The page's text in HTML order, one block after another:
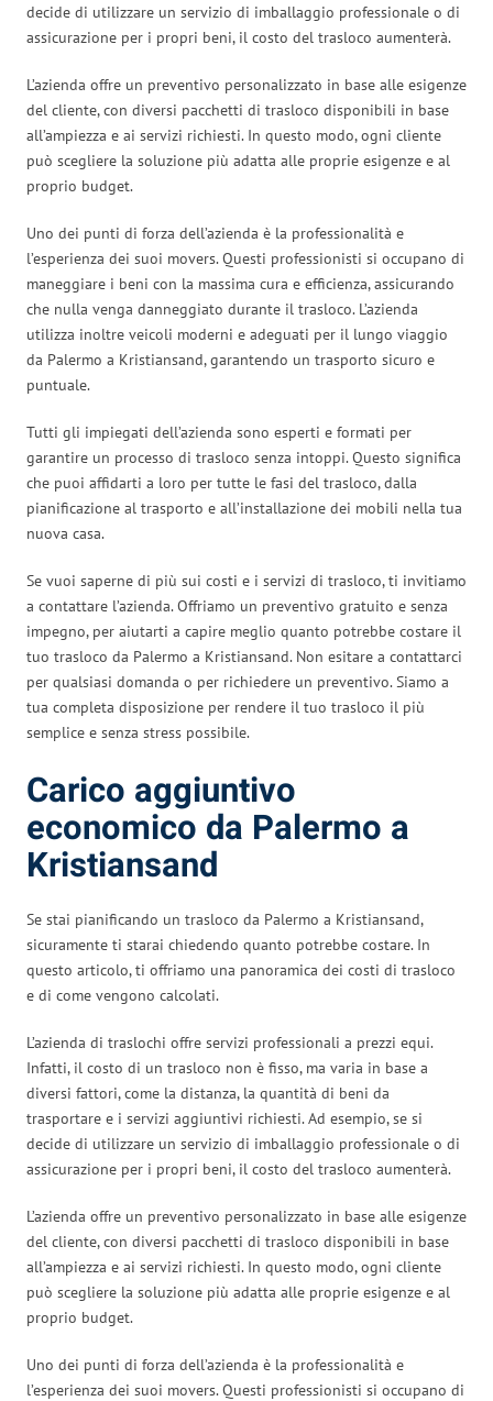
decide di utilizzare un servizio di imballaggio professionale o di
assicurazione per i propri beni, il costo del trasloco aumenterà.
L’azienda offre un preventivo personalizzato in base alle esigenze
del cliente, con diversi pacchetti di trasloco disponibili in base
all’ampiezza e ai servizi richiesti. In questo modo, ogni cliente
può scegliere la soluzione più adatta alle proprie esigenze e al
proprio budget.
Uno dei punti di forza dell’azienda è la professionalità e
l’esperienza dei suoi movers. Questi professionisti si occupano di
maneggiare i beni con la massima cura e efficienza, assicurando
che nulla venga danneggiato durante il trasloco. L’azienda
utilizza inoltre veicoli moderni e adeguati per il lungo viaggio
da Palermo a Kristiansand, garantendo un trasporto sicuro e
puntuale.
Tutti gli impiegati dell’azienda sono esperti e formati per
garantire un processo di trasloco senza intoppi. Questo significa
che puoi affidarti a loro per tutte le fasi del trasloco, dalla
pianificazione al trasporto e all’installazione dei mobili nella tua
nuova casa.
Se vuoi saperne di più sui costi e i servizi di trasloco, ti invitiamo
a contattare l’azienda. Offriamo un preventivo gratuito e senza
impegno, per aiutarti a capire meglio quanto potrebbe costare il
tuo trasloco da Palermo a Kristiansand. Non esitare a contattarci
per qualsiasi domanda o per richiedere un preventivo. Siamo a
tua completa disposizione per rendere il tuo trasloco il più
semplice e senza stress possibile.
Carico aggiuntivo
economico da Palermo a
Kristiansand
Se stai pianificando un trasloco da Palermo a Kristiansand,
sicuramente ti starai chiedendo quanto potrebbe costare. In
questo articolo, ti offriamo una panoramica dei costi di trasloco
e di come vengono calcolati.
L’azienda di traslochi offre servizi professionali a prezzi equi.
Infatti, il costo di un trasloco non è fisso, ma varia in base a
diversi fattori, come la distanza, la quantità di beni da
trasportare e i servizi aggiuntivi richiesti. Ad esempio, se si
decide di utilizzare un servizio di imballaggio professionale o di
assicurazione per i propri beni, il costo del trasloco aumenterà.
L’azienda offre un preventivo personalizzato in base alle esigenze
del cliente, con diversi pacchetti di trasloco disponibili in base
all’ampiezza e ai servizi richiesti. In questo modo, ogni cliente
può scegliere la soluzione più adatta alle proprie esigenze e al
proprio budget.
Uno dei punti di forza dell’azienda è la professionalità e
l’esperienza dei suoi movers. Questi professionisti si occupano di